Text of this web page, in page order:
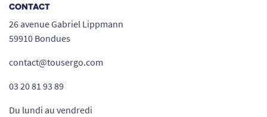
CONTACT
26 avenue Gabriel Lippmann
59910 Bondues
contact@tousergo.com
03 20 81 93 89
Du lundi au vendredi